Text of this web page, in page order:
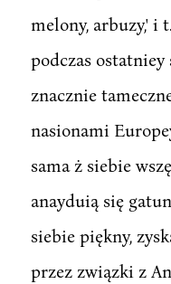
melony, arbuzy,' i
podczas ostatniey
znacznie
nasionami
sama ż siebie
anayduią się
siebie piękny,
przez związki z